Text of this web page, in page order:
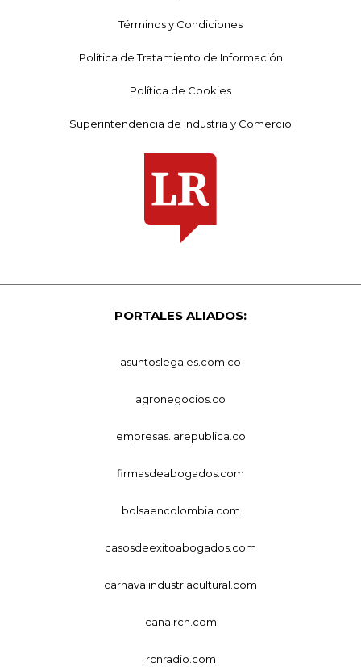
Términos y Condiciones
Política de Tratamiento de Información
Política de Cookies
Superintendencia de Industria y Comercio
PORTALES ALIADOS:
asuntoslegales.com.co
agronegocios.co
empresas.larepublica.co
firmasdeabogados.com
bolsaencolombia.com
casosdeexitoabogados.com
carnavalindustriacultural.com
canalrcn.com
rcnradio.com